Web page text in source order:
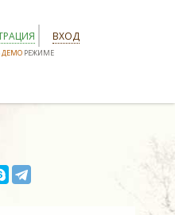
ВХОД
ДЕМО РЕЖИМЕ